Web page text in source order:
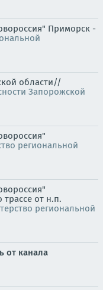
Приморск -
области//
Запорожской
региональной
от н.п.
региональной
от канала